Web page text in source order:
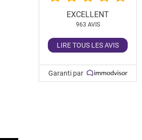
EXCELLENT
963 AVIS
LIRE TOUS LES AVIS
Garanti par